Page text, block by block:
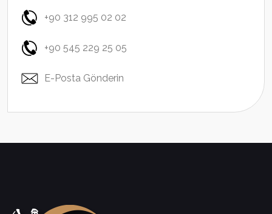
+90 312 995 02 02
+90 545 229 25 05
E-Posta Gönderin